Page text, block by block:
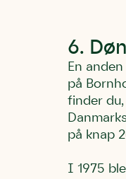
6.
En
på
finder du,
på knap
I 1975